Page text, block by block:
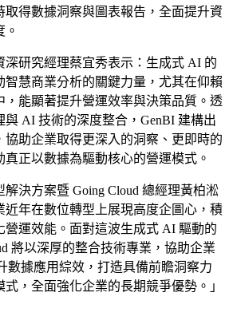
取得數據洞察與圖表報告，全面提升資
深研究經理蔡宜秀表示：生成式 AI 的
智慧商業分析的關鍵力量，尤其在仰賴
，能顯著提升營運效率與決策品質。透
AI 技術的深度整合，GenBI 建構出
協助企業取得更深入的洞察、更即時的
正以數據為驅動核心的營運模式。
決方案暨 Going Cloud 總經理黃柏淞
近年在數位轉型上展現高度企圖心，積
營運效能。面對這波生成式 AI 驅動的
將以深厚的整合技術專業，協助企業
數據應用綜效，打造具備前瞻洞察力
，全面強化企業的長期競爭優勢。」